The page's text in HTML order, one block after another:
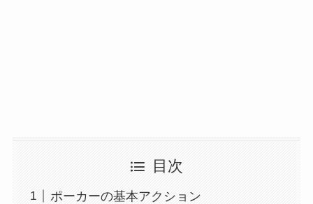
目次
ポーカーの基本アクション